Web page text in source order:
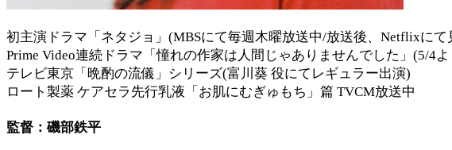
初主演ドラマ「ネタジョ」(MBSにて毎週木曜放送中/放送後、Netflixにて
Prime Video連続ドラマ「憧れの作家は人間じゃありませんでした」(5/4
テレビ東京「晩酌の流儀」シリーズ(富川葵 役にてレギュラー出演)
ロート製薬 ケアセラ先行乳液「お肌にむぎゅもち」篇 TVCM放送中
監督：磯部鉄平